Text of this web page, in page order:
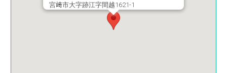
宮﨑市大字跡江字間越1621-1